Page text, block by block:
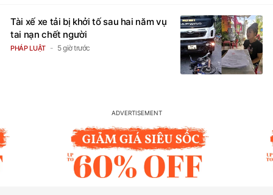
Tài xế xe tải bị khởi tố sau hai năm vụ
tai nạn chết người
PHÁP LUẬT 5 giờ trước